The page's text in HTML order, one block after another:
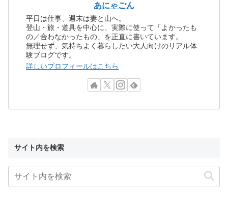
あにゃごん
平日は仕事、週末は妻と山へ。
登山・旅・道具を中心に、実際に使って「よかったも
の／合わなかったもの」を正直に書いています。
無理せず、気持ちよく暮らしたい大人向けのリアル体
験ブログです。
詳しいプロフィールはこちら
サイト内を検索